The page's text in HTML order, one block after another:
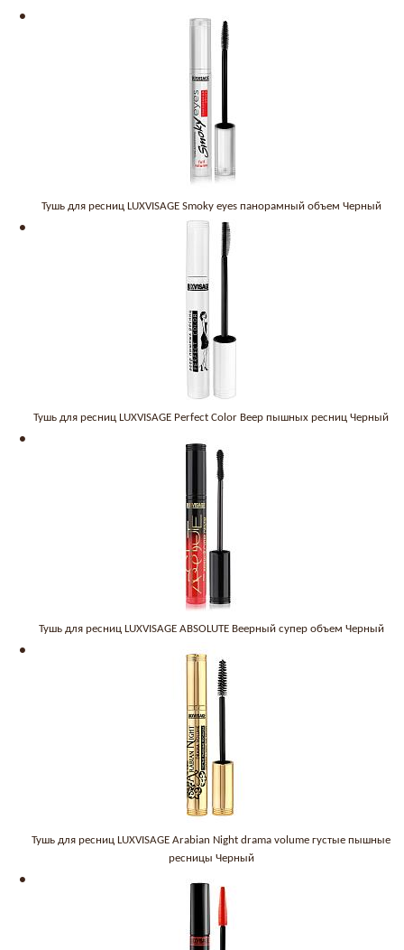
Тушь для ресниц LUXVISAGE Smoky eyes панорамный объем Черный
Тушь для ресниц LUXVISAGE Perfect Color Веер пышных ресниц Черный
Тушь для ресниц LUXVISAGE ABSOLUTE Веерный супер объем Черный
Тушь для ресниц LUXVISAGE Arabian Night drama volume густые пышные
ресницы Черный